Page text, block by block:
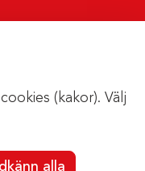
(kakor). Välj
alla